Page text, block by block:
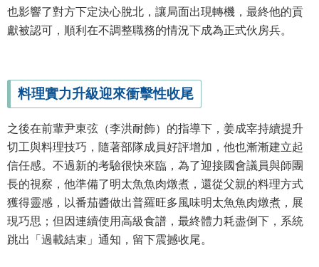
也影響了對方下定決心脫北，讓局面出現轉機，最終他的貢
獻被認可，順利在不調整職務的情況下成為正式伙房兵。
料理實力升級迎來衝擊性收尾
之後在前輩尹東弦（李洪耐飾）的指導下，姜成宰持續提升
切工與料理技巧，隨著部隊成員好評增加，他也漸漸建立起
信任感。不過新的考驗很快來臨，為了迎接國會議員與師團
長的視察，他準備了明太魚魚肉燉煮，還從父親的料理方式
獲得靈感，以番茄醬做出普羅旺多風味明太魚魚肉燉煮，展
現巧思；但因連續使用高級食譜，最終體力耗盡倒下，系統
跳出「過載結束」通知，留下震撼收尾。